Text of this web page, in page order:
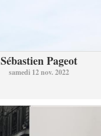
Sébastien Pageot
samedi 12 nov. 2022